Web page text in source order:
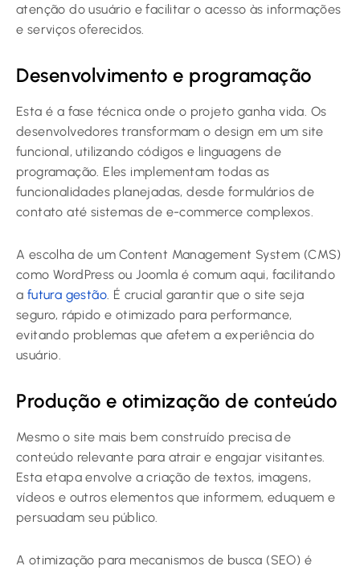
atenção do usuário e facilitar o acesso às informações
e serviços oferecidos.
Desenvolvimento e programação
Esta é a fase técnica onde o projeto ganha vida. Os
desenvolvedores transformam o design em um site
funcional, utilizando códigos e linguagens de
programação. Eles implementam todas as
funcionalidades planejadas, desde formulários de
contato até sistemas de e-commerce complexos.
A escolha de um Content Management System (CMS)
como WordPress ou Joomla é comum aqui, facilitando
a futura gestão. É crucial garantir que o site seja
seguro, rápido e otimizado para performance,
evitando problemas que afetem a experiência do
usuário.
Produção e otimização de conteúdo
Mesmo o site mais bem construído precisa de
conteúdo relevante para atrair e engajar visitantes.
Esta etapa envolve a criação de textos, imagens,
vídeos e outros elementos que informem, eduquem e
persuadam seu público.
A otimização para mecanismos de busca (SEO) é